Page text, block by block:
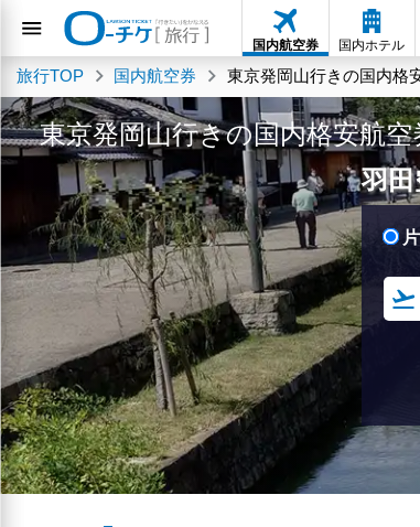
国内航空券 国内ホテル
旅行TOP 国内航空券 東京発岡山行きの国内格
東京発岡山行きの国内格安航
羽